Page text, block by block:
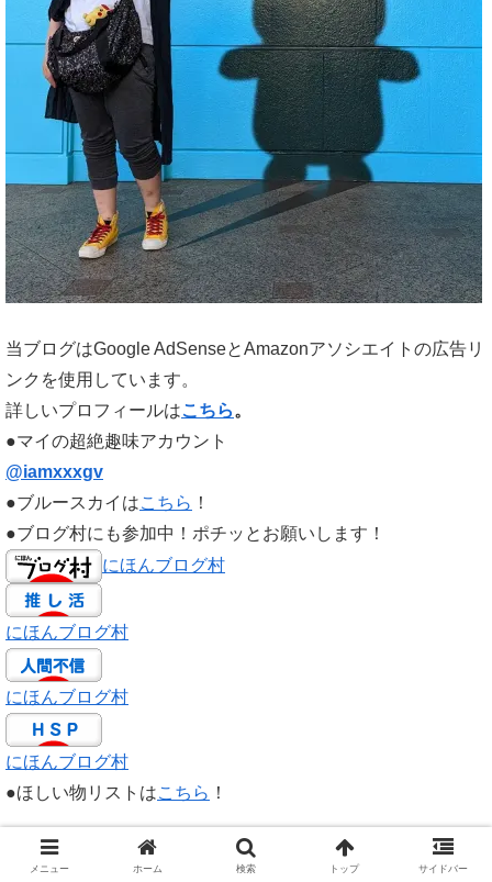
当ブログはGoogle AdSenseとAmazonアソシエイトの広告リ
ンクを使用しています。
詳しいプロフィールはこちら。
●マイの超絶趣味アカウント
@iamxxxgv
●ブルースカイはこちら ！
●ブログ村にも参加中！ポチッとお願いします！
にほんブログ村
にほんブログ村
にほんブログ村
にほんブログ村
●ほしい物リストはこちら ！
サイト内検索！
メニュー ホーム 検索 トップ サイドバー